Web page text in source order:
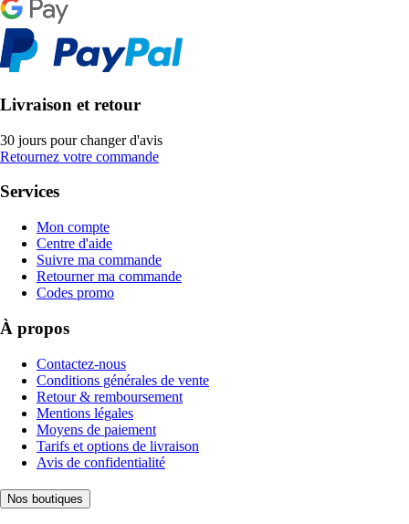
Livraison et retour
30 jours pour changer d'avis
Retournez votre commande
Services
Mon compte
Centre d'aide
Suivre ma commande
Retourner ma commande
Codes promo
À propos
Contactez-nous
Conditions générales de vente
Retour & remboursement
Mentions légales
Moyens de paiement
Tarifs et options de livraison
Avis de confidentialité
Nos boutiques